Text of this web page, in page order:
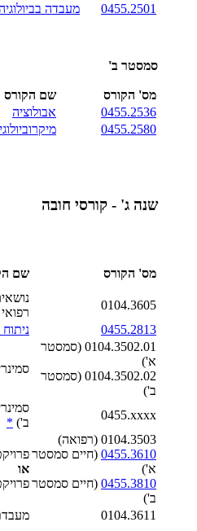
0455.2501
מעבדה
סמסטר ב'
מס' הקורס שם הקורס
0455.2536
אבולוציה
0455.2580
שנה ג' - קורסי חובה
מס' הקורס שם
0104.3605
רפואי
0455.2813
0104.3502.01 (סמסטר
א')
0104.3502.02 (סמסטר
ב')
0455.xxxx
ב') *
0104.3503 (רפואה)
0455.3610 (חיים סמסטר
א')
0455.3810 (חיים סמסטר
ב')
או
0104.3611